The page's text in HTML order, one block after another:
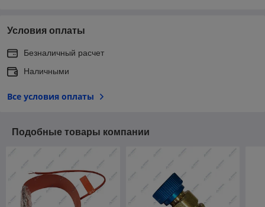
Условия оплаты
Безналичный расчет
Наличными
Все условия оплаты
Подобные товары компании